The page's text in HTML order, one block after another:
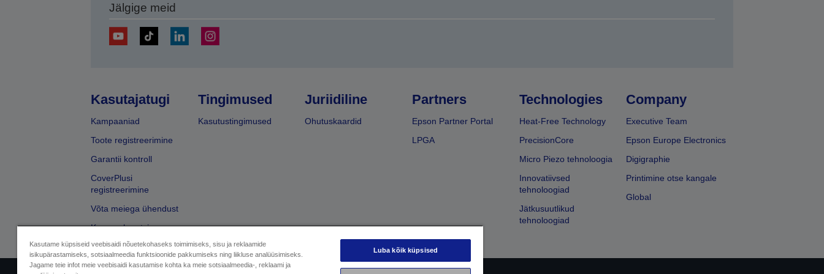
Jälgige meid
Kasutajatugi
Kampaaniad
Toote registreerimine
Garantii kontroll
CoverPlusi
registreerimine
Võta meiega ühendust
Kaupmehe otsing
Tingimused
Kasutustingimused
Juriidiline
Ohutuskaardid
Partners
Epson Partner Portal
LPGA
Technologies
Heat-Free Technology
PrecisionCore
Micro Piezo tehnoloogia
Innovatiivsed
tehnoloogiad
Jätkusuutlikud
tehnoloogiad
Company
Executive Team
Epson Europe Electronics
Digigraphie
Printimine otse kangale
Global
Kasutame küpsiseid veebisaidi nõuetekohaseks toimimiseks, sisu ja reklaamide
isikupärastamiseks, sotsiaalmeedia funktsioonide pakkumiseks ning liikluse analüüsimiseks.
Jagame teie infot meie veebisaidi kasutamise kohta ka meie sotsiaalmeedia-, reklaami ja
Luba kõik küpsised